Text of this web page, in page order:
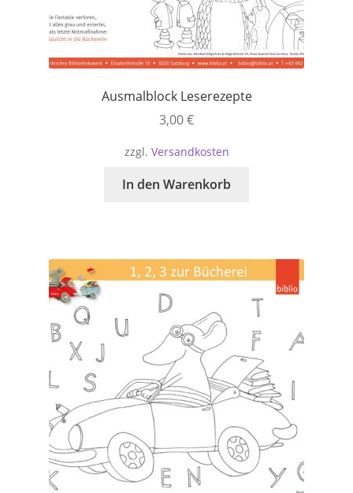
Ausmalblock Leserezepte
3,00€
zzgl. Versandkosten
In den Warenkorb